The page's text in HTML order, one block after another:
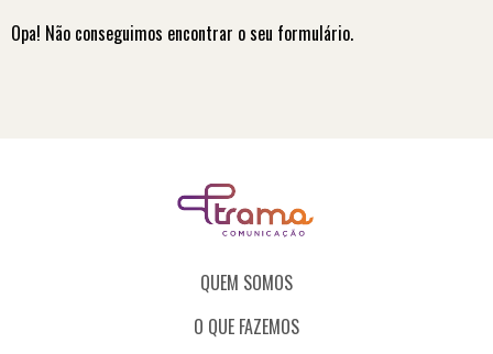
Opa! Não conseguimos encontrar o seu formulário.
QUEM SOMOS
O QUE FAZEMOS